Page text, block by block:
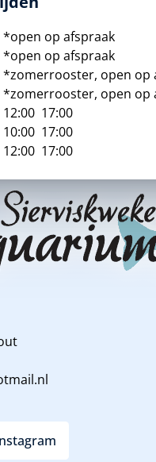
*open op afspraak
*open op afspraak
*zomerrooster, open op
*zomerrooster, open op
12:00 17:00
10:00 17:00
12:00 17:00